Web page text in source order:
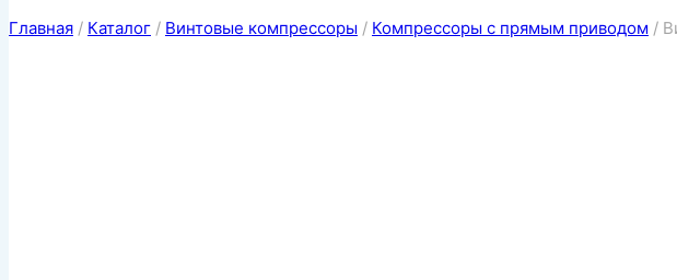
Главная / Каталог / Винтовые компрессоры / Компрессоры с прямым приводом /